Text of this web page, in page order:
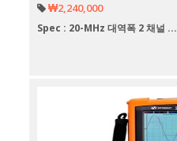
₩2,240,000
Spec : 20-MHz 대역폭 2 채널 ...